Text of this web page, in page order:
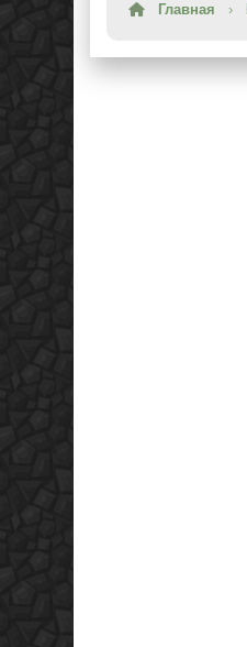
Главная ›